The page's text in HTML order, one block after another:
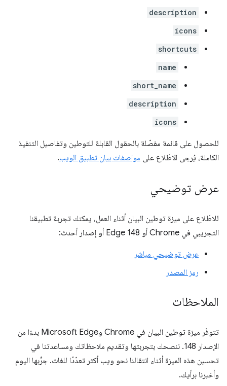
description
icons
shortcuts
name
short_name
description
icons
للحصول على قائمة مفصّلة بالحقول القابلة للتوطين وتفاصيل التنفيذ
الكاملة، يُرجى الاطّلاع على مواصفات بيان تطبيق الويب.
عرض توضيحي
للاطّلاع على ميزة توطين البيان أثناء العمل، يمكنك تجربة تطبيقنا
التجريبي في Chrome أو Edge 148 أو إصدار أحدث:
عرض توضيحي مباشر
رمز المصدر
الملاحظات
تتوفّر ميزة توطين البيان في Chrome وMicrosoft Edge بدءًا من
الإصدار 148. ننصحك بتجربتها وتقديم ملاحظاتك ومساعدتنا في
تحسين هذه الميزة أثناء انتقالنا نحو ويب أكثر تعدّدًا للغات. جرِّبها اليوم
وأخبرنا برأيك.